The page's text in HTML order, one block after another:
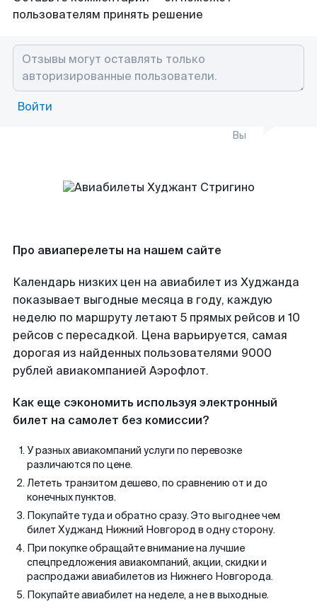
пользователям принять решение
Войти
Вы
Про авиаперелеты на нашем сайте
Календарь низких цен на авиабилет из Худжанда
показывает выгодные месяца в году, каждую
неделю по маршруту летают 5 прямых рейсов и 10
рейсов с пересадкой. Цена варьируется, самая
дорогая из найденных пользователями 9000
рублей авиакомпанией Аэрофлот.
Как еще сэкономить используя электронный
билет на самолет без комиссии?
У разных авиакомпаний услуги по перевозке
различаются по цене.
Лететь транзитом дешево, по сравнению от и до
конечных пунктов.
Покупайте туда и обратно сразу. Это выгоднее чем
билет Худжанд Нижний Новгород в одну сторону.
При покупке обращайте внимание на лучшие
спецпредложения авиакомпаний, акции, скидки и
распродажи авиабилетов из Нижнего Новгорода.
Покупайте авиабилет на неделе, а не в выходные.